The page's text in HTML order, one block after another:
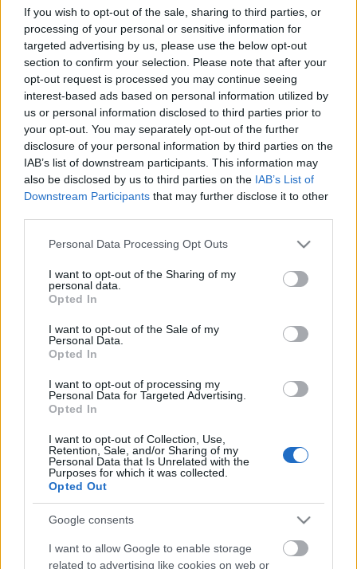
If you wish to opt-out of the sale, sharing to third parties, or
processing of your personal or sensitive information for
targeted advertising by us, please use the below opt-out
section to confirm your selection. Please note that after your
opt-out request is processed you may continue seeing
interest-based ads based on personal information utilized by
us or personal information disclosed to third parties prior to
your opt-out. You may separately opt-out of the further
disclosure of your personal information by third parties on the
IAB’s list of downstream participants. This information may
also be disclosed by us to third parties on the IAB’s List of
Downstream Participants that may further disclose it to other
Please note that this website/app uses one or more Google
not limited to your visit or usage behaviour. You may click to
grant or deny consent to Google and its third-party tags to
use your data for below specified purposes in below Google
consent section.
Personal Data Processing Opt Outs
I want to opt-out of the Sharing of my
personal data.
Opted In
I want to opt-out of the Sale of my
Personal Data.
Opted In
I want to opt-out of processing my
Personal Data for Targeted Advertising.
Opted In
I want to opt-out of Collection, Use,
Retention, Sale, and/or Sharing of my
Personal Data that Is Unrelated with the
Purposes for which it was collected.
Opted Out
Google consents
I want to allow Google to enable storage
related to advertising like cookies on web or
szép napot - ez igen, ezt így kell csinálni
(képzelheted egyébként mennyire unja már
ennyi év után...). Szintén ugyanezen a
járaton esett meg velem, másik sofőrrel.
Szombat késő délután, rohanok ki a
buszmegállóba mert késésben voltam.
Buszom érkezik, nekem esélyem se lett
volna elkapni. De! A sofőr lógó nyelvemet
látva a megálló után megállt az utcasarkon,
kérdőn nézett rám (ezért rohansz öreg?)
majd lelkes bólogatásomra kinyitotta nekem
képzelni milyen hálás voltam neki.
Ugyancsak számtalanszor megesett velem,
hogy garázsjárat állt be a megállóba, a sofőr
garázsba igyekszik, de elvisz egy darabon.
Felszálltam, mondtam neki hogy itt és ott
tegyen le, és szó nélkül megtette.
Kedvencem egyébként a 950-es egyik
buszvezetője, akit éjjel környékén lehet
megcsípni a vonalon. Az ipse tök poénos
megjegyzésekkel kommentálja az utazást.
Volt hogy sorompót kaptunk, ilyenkor késő